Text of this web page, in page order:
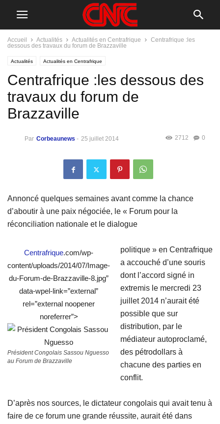
Accueil Actualités Actualités en Centrafrique
Centrafrique :les
dessous des travaux du forum de Brazzaville
Actualités Actualités en Centrafrique
Centrafrique :les dessous des
travaux du forum de
Brazzaville
Par Corbeaunews - 25 juillet 2014 0
2712
Annoncé quelques semaines avant comme la chance
d’aboutir à une paix négociée, le « Forum pour la
réconciliation nationale et le dialogue
Centrafrique.com/wp-
content/uploads/2014/07/Image-
du-Forum-de-Brazzaville-8.jpg”
data-wpel-link=”external”
rel=”external noopener
noreferrer”>
Président Congolais Sassou Nguesso
au Forum de Brazzaville
politique » en Centrafrique
a accouché d’une souris
dont l’accord signé in
extremis le mercredi 23
juillet 2014 n’aurait été
possible que sur
distribution, par le
médiateur autoproclamé,
des pétrodollars à
chacune des parties en
conflit.
D’après nos sources, le dictateur congolais qui avait tenu à
faire de ce forum une grande réussite, aurait été dans